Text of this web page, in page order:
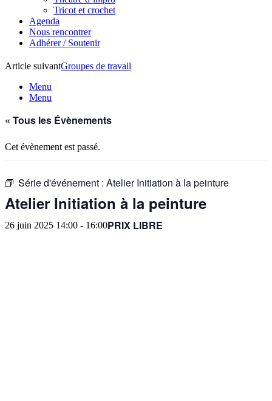
Tricot et crochet
Agenda
Nous rencontrer
Adhérer / Soutenir
Article suivantGroupes de travail
Menu
Menu
« Tous les Évènements
Cet évènement est passé.
Série d'événement : Atelier Initiation à la peinture
Atelier Initiation à la peinture
26 juin 2025 14:00 - 16:00PRIX LIBRE